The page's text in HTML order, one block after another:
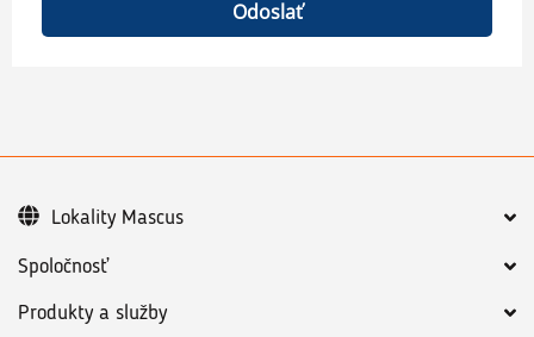
Odoslať
Spoločnosť
Produkty a služby
Lokality Mascus